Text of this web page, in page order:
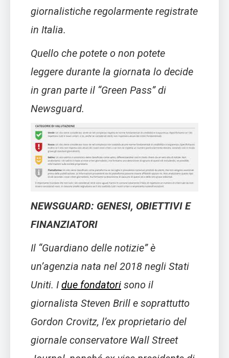
giornalistiche regolarmente registrate
in Italia.
Quello che potete o non potete
leggere durante la giornata lo decide
in gran parte il “Green Pass” di
Newsguard.
NEWSGUARD: GENESI, OBIETTIVI E
FINANZIATORI
Il “Guardiano delle notizie” è
un’agenzia nata nel 2018 negli Stati
Uniti. I due fondatori sono il
giornalista Steven Brill e soprattutto
Gordon Crovitz, l’ex proprietario del
giornale conservatore Wall Street